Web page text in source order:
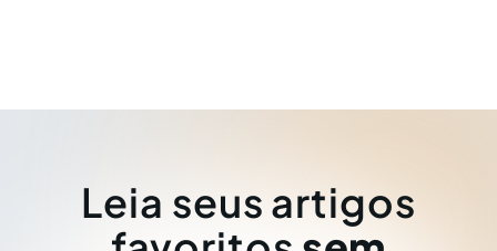
Leia seus artigos